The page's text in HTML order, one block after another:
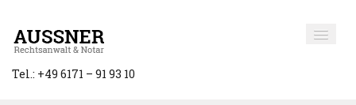
Tel.: +49 6171 – 91 93 10